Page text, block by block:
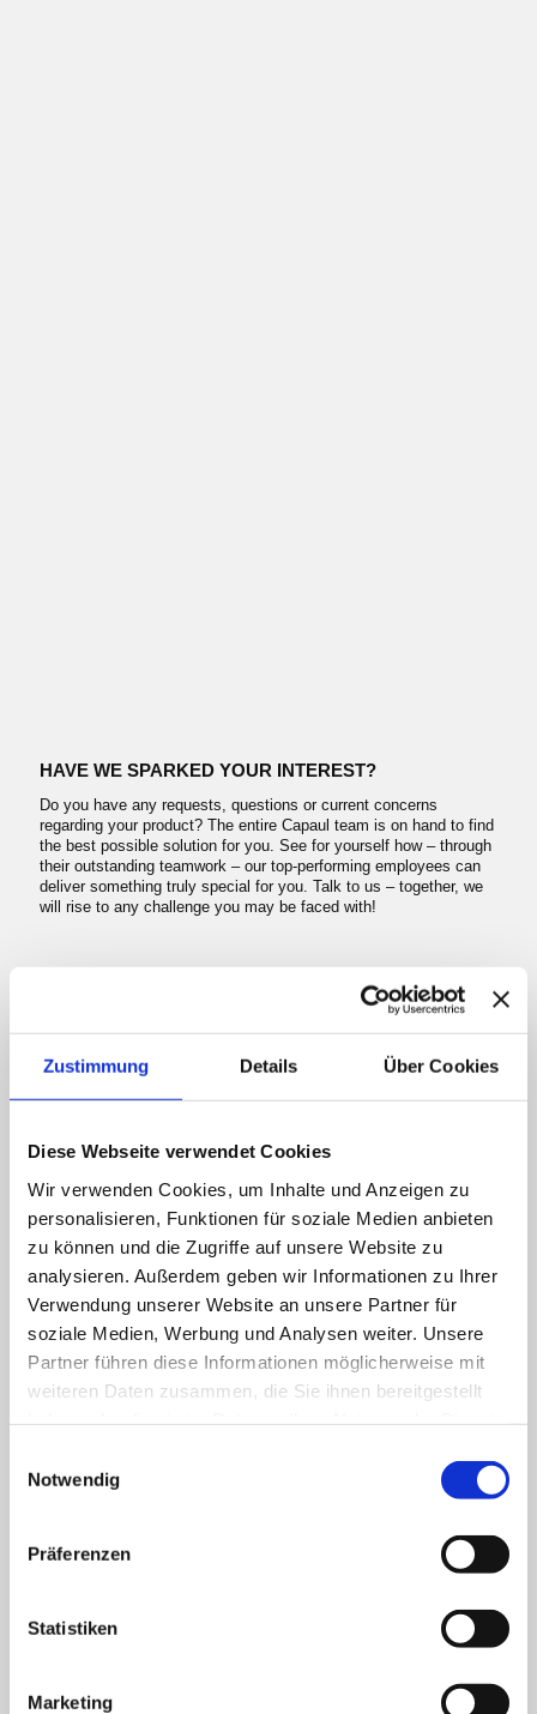
Zustimmung Details Über Cookies
Diese Webseite verwendet Cookies
Wir verwenden Cookies, um Inhalte und Anzeigen zu
personalisieren, Funktionen für soziale Medien anbieten
zu können und die Zugriffe auf unsere Website zu
analysieren. Außerdem geben wir Informationen zu Ihrer
Verwendung unserer Website an unsere Partner für
soziale Medien, Werbung und Analysen weiter. Unsere
Partner führen diese Informationen möglicherweise mit
weiteren Daten zusammen, die Sie ihnen bereitgestellt
Notwendig
Präferenzen
Statistiken
Marketing
HAVE WE SPARKED YOUR INTEREST?
Do you have any requests, questions or current concerns
regarding your product? The entire Capaul team is on hand to find
the best possible solution for you. See for yourself how – through
their outstanding teamwork – our top-performing employees can
deliver something truly special for you. Talk to us – together, we
will rise to any challenge you may be faced with!
LUDWIG
HENKES
Chairman of the Board of
Directors